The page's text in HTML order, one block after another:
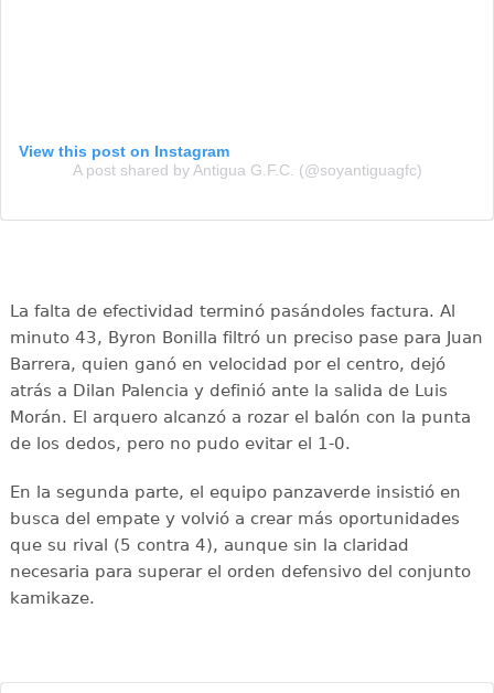
View this post on Instagram
A post shared by Antigua G.F.C. (@soyantiguagfc)
La falta de efectividad terminó pasándoles factura. Al
minuto 43, Byron Bonilla filtró un preciso pase para Juan
Barrera, quien ganó en velocidad por el centro, dejó
atrás a Dilan Palencia y definió ante la salida de Luis
Morán. El arquero alcanzó a rozar el balón con la punta
de los dedos, pero no pudo evitar el 1-0.
En la segunda parte, el equipo panzaverde insistió en
busca del empate y volvió a crear más oportunidades
que su rival (5 contra 4), aunque sin la claridad
necesaria para superar el orden defensivo del conjunto
kamikaze.